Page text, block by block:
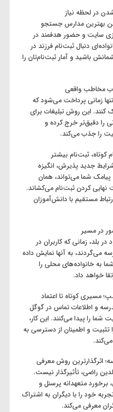
در لحظه نیاز
بهترین مدارس جستجو
سایت و حضور هدفمند در
دنبال ثبت‌نام فرزند در
باشید و آمار ثبت‌نام‌تان را
مخاطب واقعی
زمانی پرداخت می‌شود که
کنند. این روش تبلیغات برای
را دقیق‌تر خرج کرده و
را جذب می‌کند.
کوتاه، ثبت‌نام بیشتر
جدید پذیرش، انگیزه
شما می‌تواند، همان
نهایی کردن ثبت‌نام می‌کشاند.
مستقیم با دانش‌آموزان
در مسیر
بلد، زمانی که کاربران در
می‌گردند، به آنها نمایش داده
به خانواده‌های محلی را
خواهد داد.
مسیری کوتاه تا اعتماد
و اطلاعات تماس در گوگل
را پیدا می‌کنند. این کار،
و اطمینان از دسترسی به
اثرگذارترین روش معرفی
راضی، تأثیرگذار نیست.
متعهدانه پرسنل و
خود را با دیگران به اشتراک
معرفی می‌کند.